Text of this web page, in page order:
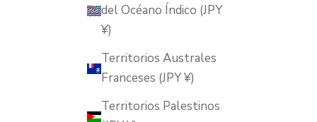
del Océano Índico (JPY
¥)
Territorios Australes
Franceses (JPY ¥)
Territorios Palestinos